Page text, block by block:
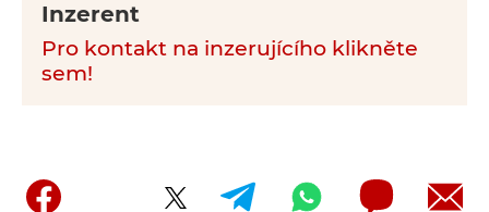
Inzerent
Pro kontakt na inzerujícího klikněte
sem!